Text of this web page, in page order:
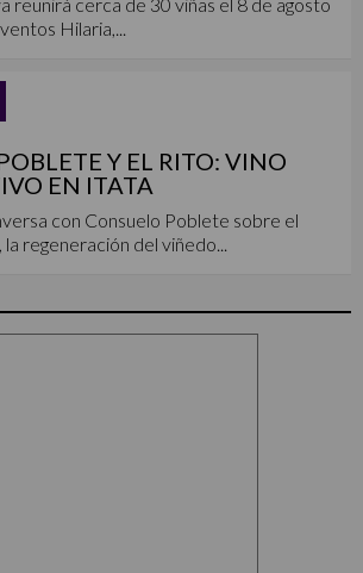
Hilaria,...
Y EL RITO: VINO
EN ITATA
con Consuelo Poblete sobre el
regeneración del viñedo...